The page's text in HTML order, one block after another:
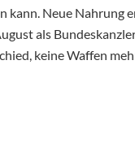
kann. Neue Nahrung
als
keine Waffen